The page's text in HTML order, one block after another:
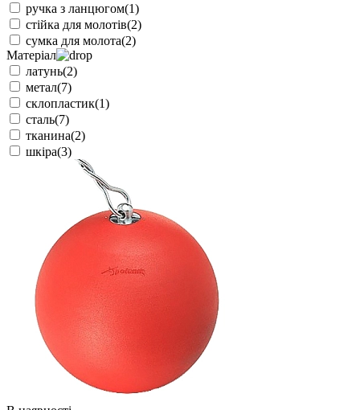
ручка з ланцюгом(1)
стійка для молотів(2)
сумка для молота(2)
Матеріал
латунь(2)
метал(7)
склопластик(1)
сталь(7)
тканина(2)
шкіра(3)